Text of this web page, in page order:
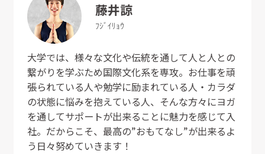
藤井諒
ﾌｼﾞｲﾘｮｳ
大学では、様々な文化や伝統を通して人と人との
繋がりを学ぶため国際文化系を専攻。お仕事を頑
張られている人や勉学に励まれている人・カラダ
の状態に悩みを抱えている人、そんな方々にヨガ
を通してサポートが出来ることに魅力を感じて入
社。だからこそ、最高の”おもてなし”が出来るよ
う日々努めていきます！